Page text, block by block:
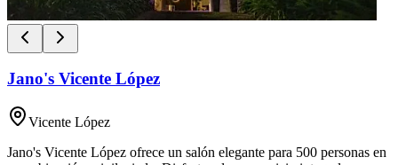
Jano's Vicente López
Vicente López
Jano's Vicente López ofrece un salón elegante para 500 personas en